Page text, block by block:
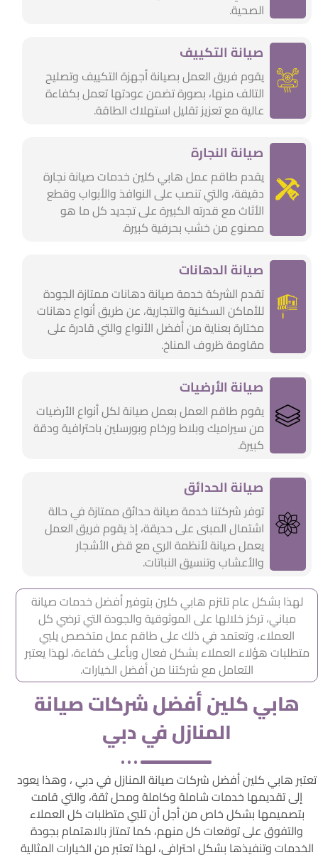
الصحية.
صيانة التكييف
يقوم فريق العمل بصيانة أجهزة التكييف وتصليح
التالف منها، بصورة تضمن عودتها تعمل بكفاءة
عالية مع تعزيز تقليل استهلاك الطاقة.
صيانة النجارة
يقدم طاقم عمل هابي كلين خدمات صيانة نجارة
دقيقة، والتي تنصب على النوافذ والأبواب وقطع
الأثاث مع قدرته الكبيرة على تجديد كل ما هو
مصنوع من خشب بحرفية كبيرة.
صيانة الدهانات
تقدم الشركة خدمة صيانة دهانات ممتازة الجودة
للأماكن السكنية والتجارية، عن طريق أنواع دهانات
مختارة بعناية من أفضل الأنواع والتي قادرة على
مقاومة ظروف المناخ.
صيانة الأرضيات
يقوم طاقم العمل بعمل صيانة لكل أنواع الأرضيات
من سيراميك وبلاط ورخام وبورسلين باحترافية ودقة
كبيرة.
صيانة الحدائق
توفر شركتنا خدمة صيانة حدائق ممتازة في حالة
اشتمال المبنى على حديقة، إذ يقوم فريق العمل
يعمل صيانة لأنظمة الري مع قض الأشجار
والأعشاب وتنسيق النباتات.
لهذا بشكل عام تلتزم هابي كلين بتوفير أفضل خدمات صيانة
مباني، تركز خلالها على الموثوقية والجودة التي ترضي كل
العملاء، وتعتمد في ذلك على طاقم عمل متخصص يلبي
متطلبات هؤلاء العملاء بشكل فعال وبأعلى كفاءة، لهذا يعتبر
التعامل مع شركتنا من أفضل الخيارات.
هابي كلين أفضل شركات صيانة
المنازل في دبي
تعتبر هابي كلين أفضل شركات صيانة المنازل في دبي ، وهذا يعود
إلى تقديمها خدمات شاملة وكاملة ومحل ثقة، والتي قامت
بتصميمها بشكل خاص من أجل أن تلبي متطلبات كل العملاء
والتفوق على توقعات كل منهم، كما تمتاز بالاهتمام بجودة
الخدمات وتنفيذها بشكل احترافي، لهذا تعتبر من الخيارات المثالية